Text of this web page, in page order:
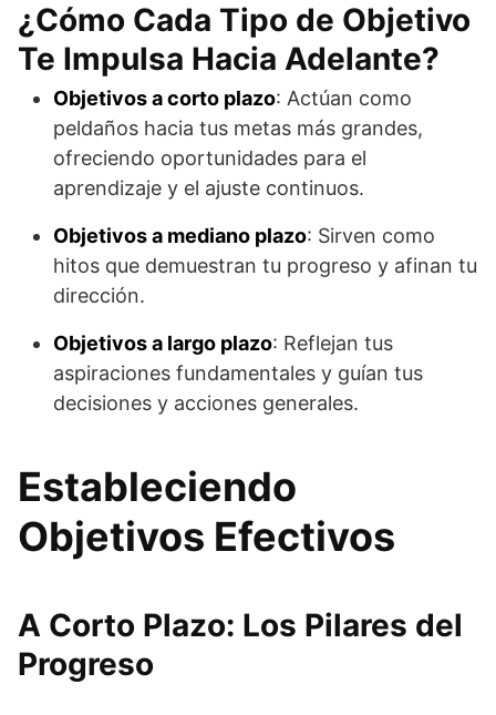
¿Cómo Cada Tipo de Objetivo
Te Impulsa Hacia Adelante?
Objetivos a corto plazo: Actúan como
peldaños hacia tus metas más grandes,
ofreciendo oportunidades para el
aprendizaje y el ajuste continuos.
Objetivos a mediano plazo: Sirven como
hitos que demuestran tu progreso y afinan tu
dirección.
Objetivos a largo plazo: Reflejan tus
aspiraciones fundamentales y guían tus
decisiones y acciones generales.
Estableciendo
Objetivos Efectivos
A Corto Plazo: Los Pilares del
Progreso